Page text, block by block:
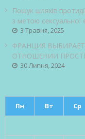
Пошук шляхів
з метою сексуальної
3 Травня, 2025
ФРАНЦИЯ
ОТНОШЕНИИ
30 Липня, 2024
Пн Вт Ср